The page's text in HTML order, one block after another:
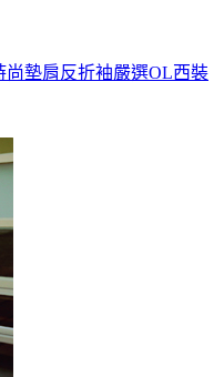
尚墊肩反折袖嚴選OL西裝